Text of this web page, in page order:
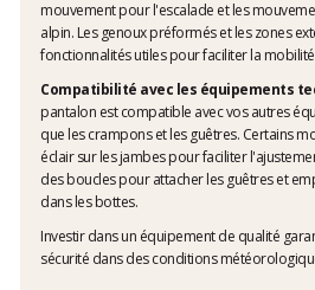
mouvement pour l'escalade et les
alpin. Les genoux préformés et les zones
fonctionnalités utiles pour faciliter la
Compatibilité avec les équipements
pantalon est compatible avec vos autres
que les crampons et les guêtres. Certains
éclair sur les jambes pour faciliter
des boucles pour attacher les guêtres et
dans les bottes.
Investir dans un équipement de qualité
sécurité dans des conditions